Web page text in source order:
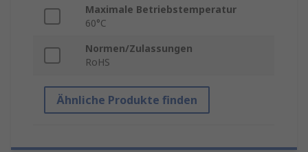
Maximale Betriebstemperatur
60°C
Normen/Zulassungen
RoHS
Ähnliche Produkte finden